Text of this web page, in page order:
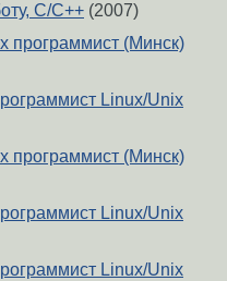
С/С++ (2007)
программист (Минск)
Linux/Unix
программист (Минск)
Linux/Unix
Linux/Unix